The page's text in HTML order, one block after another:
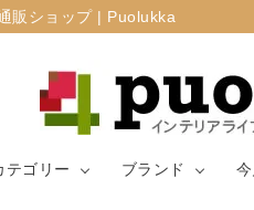
販ショップ | Puolukka
テゴリー ブランド